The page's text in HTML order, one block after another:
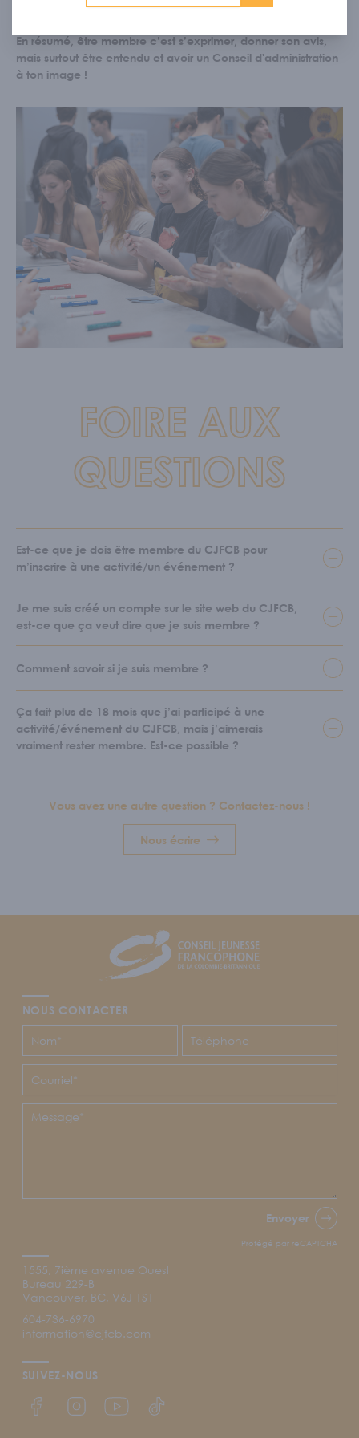
En résumé, être membre c’est s’exprimer, donner son avis,
mais surtout être entendu et avoir un Conseil d'administration
à ton image !
FOIRE AUX
QUESTIONS
Est-ce que je dois être membre du CJFCB pour
m’inscrire à une activité/un événement ?
Je me suis créé un compte sur le site web du CJFCB,
est-ce que ça veut dire que je suis membre ?
Comment savoir si je suis membre ?
Ça fait plus de 18 mois que j’ai participé à une
activité/événement du CJFCB, mais j’aimerais
vraiment rester membre. Est-ce possible ?
Vous avez une autre question ? Contactez-nous !
Nous écrire
CJFCB
NOUS CONTACTER
Envoyer
Protégé par reCAPTCHA
1555, 7ième avenue Ouest
Bureau 229-B
Vancouver, BC, V6J 1S1
604-736-6970
information@cjfcb.com
SUIVEZ-NOUS
Lien Facebook du CJFCB
Lien Instagram du CJFCB
Lien YouTube du CJFCB
Lien TikTok du CJFCB